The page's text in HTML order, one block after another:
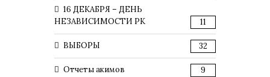
16 ДЕКАБРЯ – ДЕНЬ
НЕЗАВИСИМОСТИ РК
11
ВЫБОРЫ 32
Отчеты акимов 9